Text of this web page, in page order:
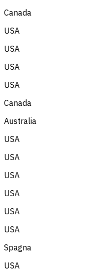
Canada
USA
USA
USA
USA
Canada
Australia
USA
USA
USA
USA
USA
USA
Spagna
USA